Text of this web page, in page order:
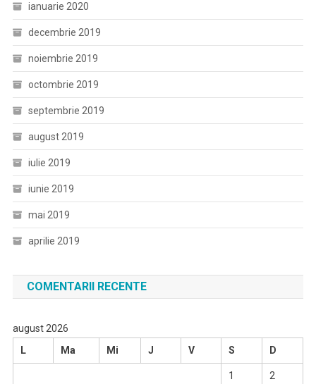
ianuarie 2020
decembrie 2019
noiembrie 2019
octombrie 2019
septembrie 2019
august 2019
iulie 2019
iunie 2019
mai 2019
aprilie 2019
COMENTARII RECENTE
august 2026
L
Ma Mi J V S D
1 2